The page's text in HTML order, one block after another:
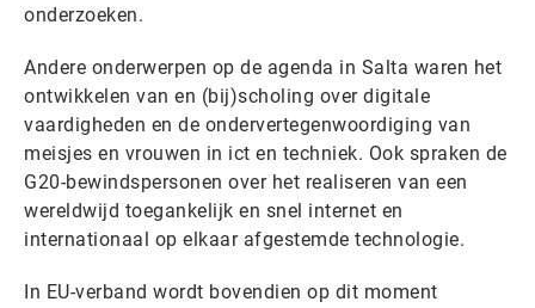
onderzoeken.
Andere onderwerpen op de agenda in Salta waren het
ontwikkelen van en (bij)scholing over digitale
vaardigheden en de ondervertegenwoordiging van
meisjes en vrouwen in ict en techniek. Ook spraken de
G20-bewindspersonen over het realiseren van een
wereldwijd toegankelijk en snel internet en
internationaal op elkaar afgestemde technologie.
In EU-verband wordt bovendien op dit moment